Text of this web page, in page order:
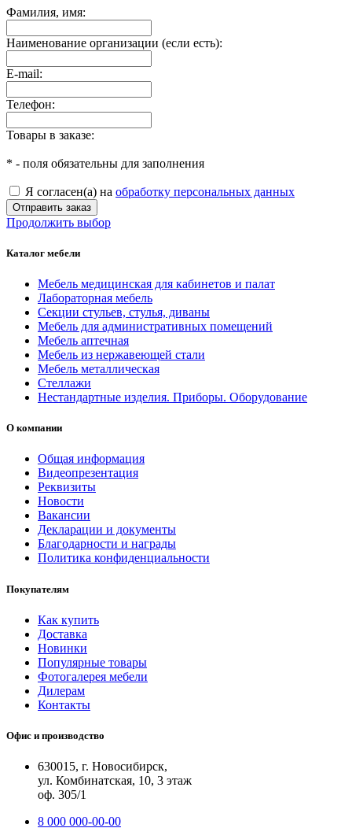
Фамилия, имя:
Наименование организации (если есть):
E-mail:
Телефон:
Товары в заказе:
* - поля обязательны для заполнения
Я согласен(а) на обработку персональных данных
Отправить заказ
Продолжить выбор
Каталог мебели
Мебель медицинская для кабинетов и палат
Лабораторная мебель
Секции стульев, стулья, диваны
Мебель для административных помещений
Мебель аптечная
Мебель из нержавеющей стали
Мебель металлическая
Стеллажи
Нестандартные изделия. Приборы. Оборудование
О компании
Общая информация
Видеопрезентация
Реквизиты
Новости
Вакансии
Декларации и документы
Благодарности и награды
Политика конфиденциальности
Покупателям
Как купить
Доставка
Новинки
Популярные товары
Фотогалерея мебели
Дилерам
Контакты
Офис и производство
630015, г. Новосибирск,
ул. Комбинатская, 10, 3 этаж
оф. 305/1
8 000 000-00-00